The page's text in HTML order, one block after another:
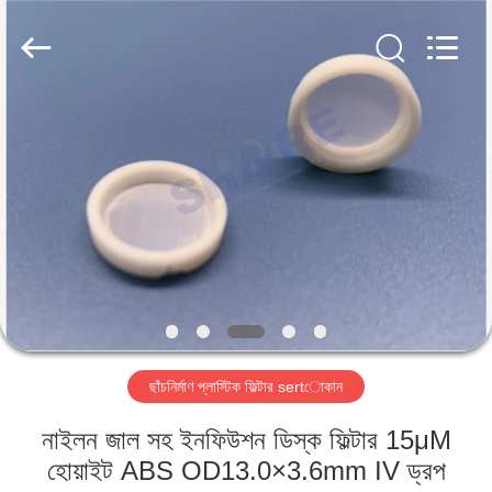
আমাদের
সম্বন্ধে
কারখানা
পরিদর্শন
2026
Limited.
ছাঁচনির্মাণ প্লাস্টিক ফিল্টার sertোকান
নাইলন জাল সহ ইনফিউশন ডিস্ক ফিল্টার 15μM
হোয়াইট ABS OD13.0×3.6mm IV ড্রপ